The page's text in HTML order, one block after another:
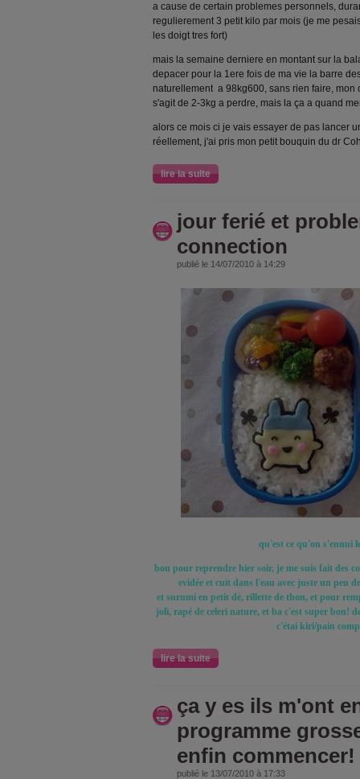
a cause de certain problemes personnels,
regulierement 3 petit kilo par mois (je me
les doigt tres fort)
mais la semaine derniere en montant sur la
depacer pour la 1ere fois de ma vie la barre
naturellement a 98kg600, sans rien faire, mon
s'agit de 2-3kg a perdre, mais la ça a quand
alors ce mois ci je vais essayer de pas lancer
réellement, j'ai pris mon petit bouquin du dr
lire la suite
jour ferié et
connection
publié le 14/07/2010 à 14:29
qu'est ce qu'on s'ennui
bon pour reprendre hier soir, je me suis fait des
evidée et cuit dans l'eau avec juste un peu
et surumi en petit dé, rillette de thon, et pour
joli, rapé de celeri nature, et ba c'est super bon!
c'étai kiri/pain
lire la suite
ça y es ils m'ont
programme
enfin commencer!
publié le 13/07/2010 à 17:33